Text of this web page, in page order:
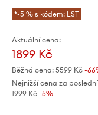
*-5 % s kódem: LST
Aktuální cena:
1899 Kč
Běžná cena: 5599 Kč -
Nejnižší cena za
1999 Kč -5%